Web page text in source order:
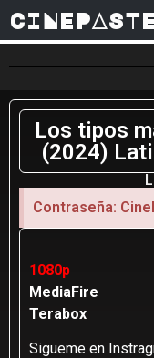
CINEPASTE
Los tipos
(2024)
Contraseña:
1080p
MediaFire
Terabox
Sigueme en